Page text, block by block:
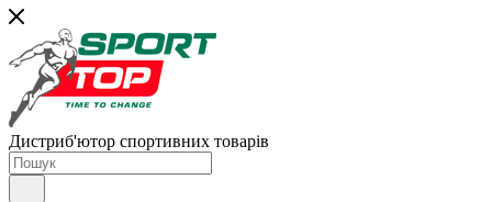
Дистриб'ютор спортивних товарів